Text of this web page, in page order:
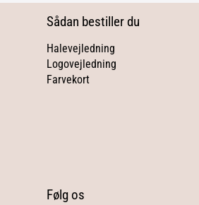
Sådan bestiller du
Halevejledning
Logovejledning
Farvekort
Følg os